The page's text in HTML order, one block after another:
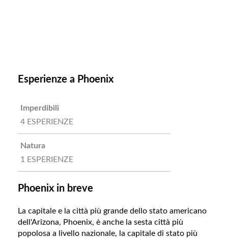
Esperienze a Phoenix
Imperdibili
4 ESPERIENZE
Natura
1 ESPERIENZE
Phoenix in breve
La capitale e la città più grande dello stato americano
dell'Arizona, Phoenix, è anche la sesta città più
popolosa a livello nazionale, la capitale di stato più